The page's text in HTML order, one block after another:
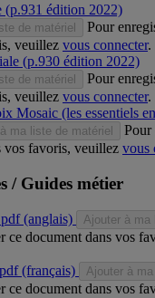
(p.931 édition 2022)
de matériel
Pour
veuillez vous connecter.
(p.930 édition 2022)
de matériel
Pour
veuillez vous connecter.
Mosaic (les essentiels
ma liste de matériel
Pour
vos favoris, veuillez vous
/ Guides métier
(anglais) Ajouter à ma
ce document dans vos
(français)
Ajouter à
ce document dans vos